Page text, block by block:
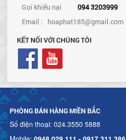
Gọi khiếu nại
094 3203999
Email : hoaphat185@gmail.com
KẾT NỐI VỚI CHÚNG TÔI
PHÒNG BÁN HÀNG MIỀN BẮC
Số điện thoại: 024.3550 5888